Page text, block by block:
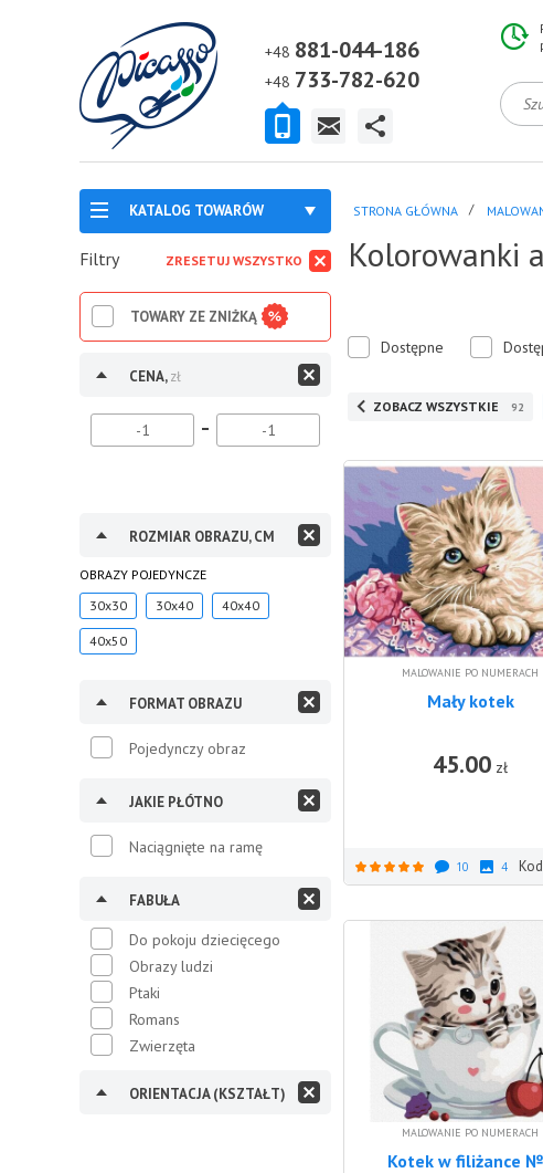
+48 881-044-186
+48 733-782-620
KATALOG TOWARÓW
Filtry ZRESETUJ WSZYSTKO
TOWARY ZE ZNIŻKĄ
CENA,zł
ROZMIAR OBRAZU, CM
OBRAZY POJEDYNCZE
30x30
30x40 40x40
40x50
FORMAT OBRAZU
Pojedynczy obraz
JAKIE PŁÓTNO
Naciągnięte na ramę
FABUŁA
Do pokoju dziecięcego
Obrazy ludzi
Ptaki
Romans
Zwierzęta
ORIENTACJA (KSZTAŁT)
STRONA GŁÓWNA
Kolorowanki
Dostępne
ZOBACZ WSZYSTKIE 92
MALOWANIE PO NUMERACH
Mały kotek
45.00 zł
10 4
MALOWANIE PO NUMERACH
Kotek w filiżance